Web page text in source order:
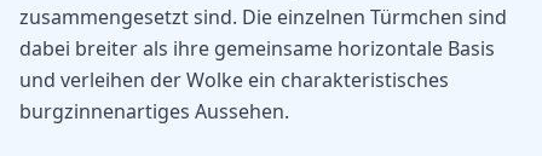
zusammengesetzt sind. Die einzelnen Türmchen sind
dabei breiter als ihre gemeinsame horizontale Basis
und verleihen der Wolke ein charakteristisches
burgzinnenartiges Aussehen.